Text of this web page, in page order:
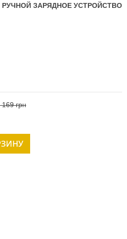
РУЧНОЙ ЗАРЯДНОЕ УСТРОЙСТВО
169 грн